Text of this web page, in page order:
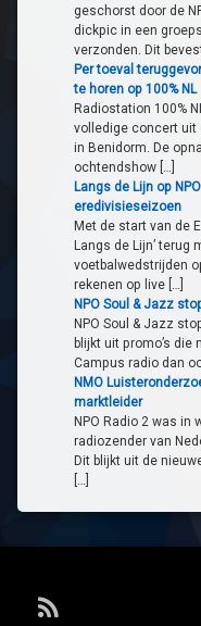
geschorst door de
dickpic in een
verzonden. Dit
Per toeval
te horen op 100% NL
Radiostation 100%
volledige concert uit
in Benidorm. De
ochtendshow […]
Langs de Lijn op
eredivisieseizoen
Met de start van de
Langs de Lijn’ terug
voetbalwedstrijden
rekenen op live […]
NPO Soul & Jazz
NPO Soul & Jazz
blijkt uit promo’s
Campus radio dan
NMO
marktleider
NPO Radio 2 was in
radiozender van
Dit blijkt uit de
[…]
RSS